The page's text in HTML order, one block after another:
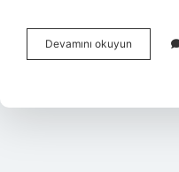
Devamını okuyun
Kıyafetinin
Giyilir